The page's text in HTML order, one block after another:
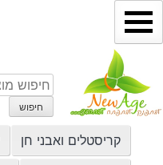
דילוג
לתוכן
חיפוש
עבור:
חיפוש
קריסטלים ואבני חן